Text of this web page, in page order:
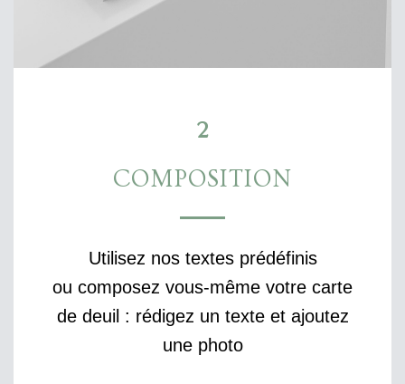
2
COMPOSITION
Utilisez nos textes prédéfinis
ou composez vous-même votre carte
de deuil : rédigez un texte et ajoutez
une photo